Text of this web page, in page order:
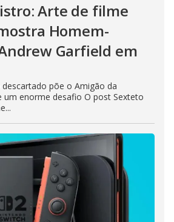
Arte de filme
Homem-
Garfield em
põe o Amigão da
um enorme desafio O post Sexteto